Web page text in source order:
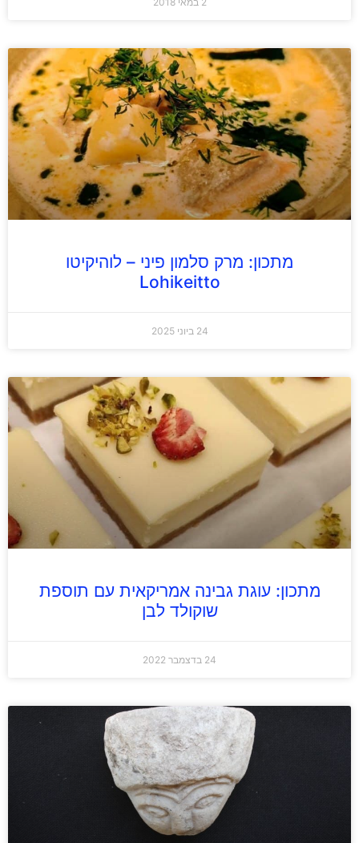
מתכון: מרק סלמון פיני – לוהיקיטו
Lohikeitto
24 ביוני 2025
מתכון: עוגת גבינה אמריקאית עם תוספת
שוקולד לבן
24 בדצמבר 2022